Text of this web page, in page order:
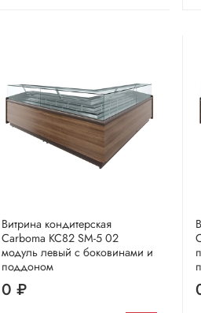
Витрина кондитерская
Carboma KC82 SM-5 02
модуль левый с боковинами и
поддоном
0 ₽